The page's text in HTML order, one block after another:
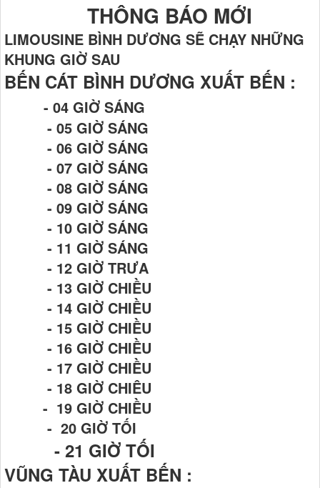
THÔNG BÁO MỚI
LIMOUSINE BÌNH DƯƠNG SẼ CHẠY NHỮNG
KHUNG GIỜ SAU
BẾN CÁT BÌNH DƯƠNG XUẤT BẾN :
- 04 GIỜ SÁNG
- 05 GIỜ SÁNG
- 06 GIỜ SÁNG
- 07 GIỜ SÁNG
- 08 GIỜ SÁNG
- 09 GIỜ SÁNG
- 10 GIỜ SÁNG
- 11 GIỜ SÁNG
- 12 GIỜ TRƯA
- 13 GIỜ CHIỀU
- 14 GIỜ CHIỀU
- 15 GIỜ CHIỀU
- 16 GIỜ CHIỀU
- 17 GIỜ CHIỀU
- 18 GIỜ CHIÊU
- 19 GIỜ CHIỀU
- 20 GIỜ TỐI
- 21 GIỜ TỐI
VŨNG TÀU XUẤT BẾN :